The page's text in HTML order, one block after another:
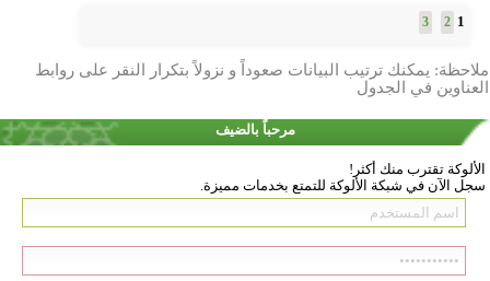
1
2
3
ملاحظة: يمكنك ترتيب البيانات صعوداً و نزولاً بتكرار النقر على روابط
العناوين في الجدول
مرحباً بالضيف
الألوكة تقترب منك أكثر!
سجل الآن في شبكة الألوكة للتمتع بخدمات مميزة.